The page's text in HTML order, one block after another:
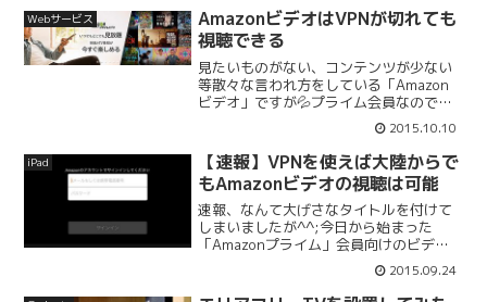
ら…結構な速度が出ていたのでビック
リ！...
Webサービス
AmazonビデオはVPNが切れても
視聴できる
見たいものがない、コンテンツが少ない
等散々な言われ方をしている「Amazon
ビデオ」ですが💦プライム会員なので取
り敢えず活用しておかなければ… とい
った感じですかね（笑）Amazonビデオ
カテゴリ: エンターテインメント 価格: 無
料前に...
2015.10.10
iPad
【速報】VPNを使えば大陸からで
もAmazonビデオの視聴は可能
速報、なんて大げさなタイトルを付けて
しまいましたが^^;今日から始まった
「Amazonプライム」会員向けのビデオ
オンデマンドサービス「Amazonビデ
オ」ですが、大陸からでも視聴できるの
かどうか非常に関心がありました。早速
2015.09.24